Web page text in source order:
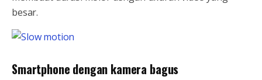
besar.
Smartphone dengan kamera bagus